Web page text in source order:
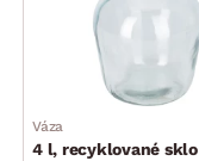
Váza
4 l, recyklované sklo